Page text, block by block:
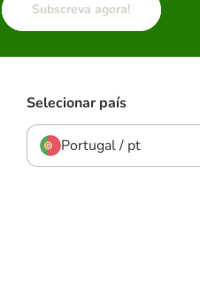
Subscreva agora!
Selecionar país
Portugal / pt